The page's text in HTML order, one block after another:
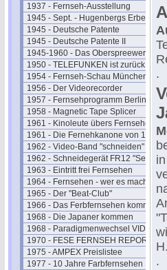
1937 - Fernseh-Ausstellung
1945 - Sept. - Hugenbergs Erbe
1945 - Deutsche Patente
1945 - Deutsche Patente II
1945-1960 - Das Oberspreewerk
1950 - TELEFUNKEN ist zurück
1954 - Fernseh-Schau München
1956 - Der Videorecorder
1957 - Fernsehprogramm Berlin
1958 - Magnetic Tape Splicer
1961 - Kinoleute übers Fernsehen
1961 - Die Fernehkanone von 1936
1962 - Video-Band "schneiden"
1962 - Schneidegerät FR12 "Senior"
1963 - Eintritt frei Fernsehen
1964 - Fernsehen - wer es macht
1965 - Der "Beat-Club"
1966 - Das Ferbfernsehen kommt
1968 - Die Japaner kommen
1968 - Paradigmenwechsel VIDEO
1970 - FESE FERNSEH REPORT
1975 - AMPEX Preislistee
1977 - 10 Jahre Farbfernsehen
.
.